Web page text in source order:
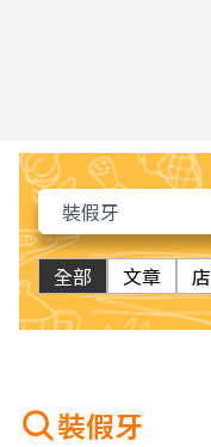
全部 文章
裝假牙